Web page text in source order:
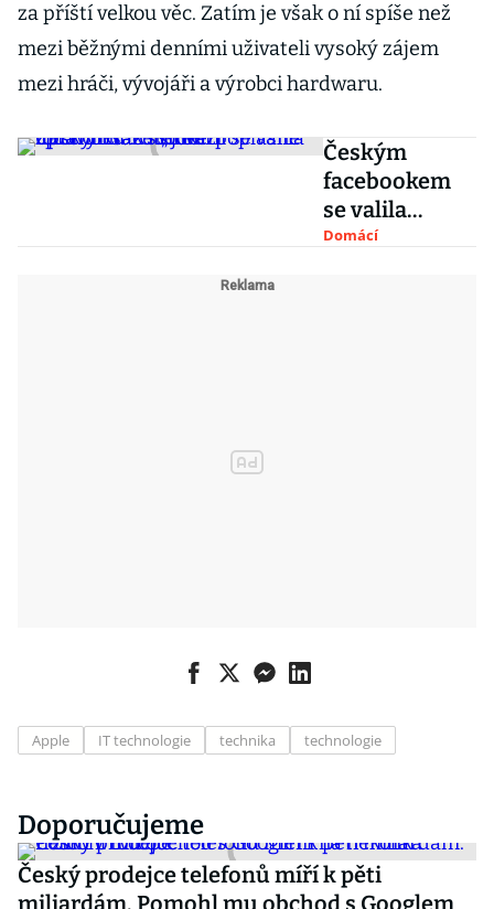
za příští velkou věc. Zatím je však o ní spíše než
mezi běžnými denními uživateli vysoký zájem
mezi hráči, vývojáři a výrobci hardwaru.
Českým
facebookem
se valila
fotomontáž s
Domácí
Apple IT technologie technika technologie
Doporučujeme
Český prodejce telefonů míří k pěti
miliardám. Pomohl mu obchod s Googlem